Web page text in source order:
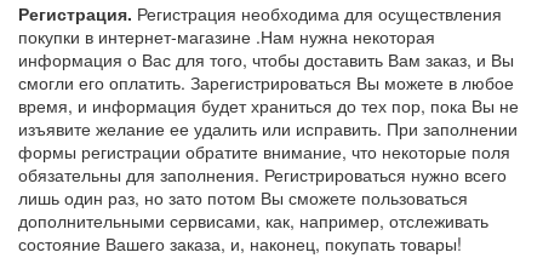
Регистрация. Регистрация необходима для осуществления
покупки в интернет-магазине .Нам нужна некоторая
информация о Вас для того, чтобы доставить Вам заказ, и Вы
смогли его оплатить. Зарегистрироваться Вы можете в любое
время, и информация будет храниться до тех пор, пока Вы не
изъявите желание ее удалить или исправить. При заполнении
формы регистрации обратите внимание, что некоторые поля
обязательны для заполнения. Регистрироваться нужно всего
лишь один раз, но зато потом Вы сможете пользоваться
дополнительными сервисами, как, например, отслеживать
состояние Вашего заказа, и, наконец, покупать товары!